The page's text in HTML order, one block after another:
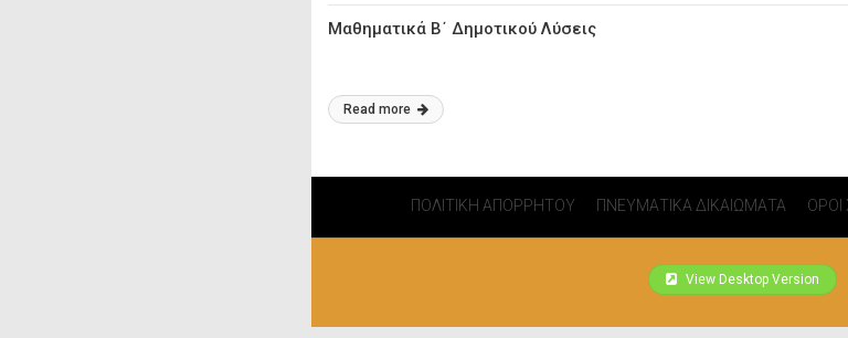
Μαθηματικά Β΄ Δημοτικού Λύσεις
Read more
ΠΟΛΙΤΙΚΗ ΑΠΟΡΡΗΤΟΥ ΠΝΕΥΜΑΤΙΚΑ ΔΙΚΑΙΩΜΑΤΑ
View Desktop Version